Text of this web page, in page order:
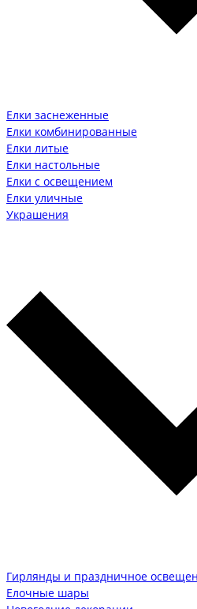
Елки заснеженные
Елки комбинированные
Елки литые
Елки настольные
Елки с освещением
Елки уличные
Украшения
Гирлянды и праздничное
Елочные шары